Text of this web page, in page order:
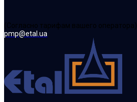
(Cогласно тарифам вашего оператора)
pmp@etal.ua